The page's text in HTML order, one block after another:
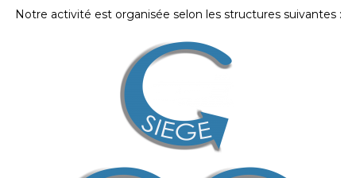
Notre activité est organisée selon les structures suivantes :